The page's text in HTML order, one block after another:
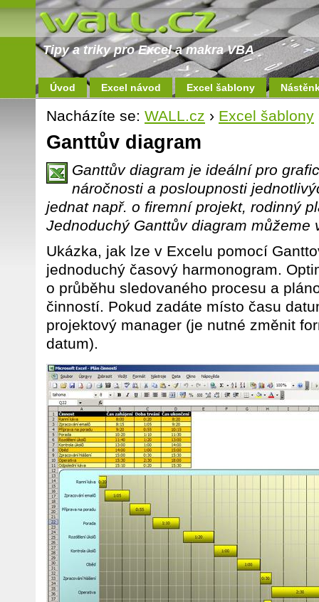
Tipy a triky pro Excel a makra VBA
Úvod Excel návod Excel šablony
Nacházíte se: WALL.cz › Excel šablony
Ganttův diagram
Ganttův diagram je ideální pro
náročnosti a posloupnosti
jednat např. o firemní projekt, rodinný
Jednoduchý Ganttův diagram můžeme
Ukázka, jak lze v Excelu pomocí
jednoduchý časový harmonogram.
o průběhu sledovaného procesu a
činností. Pokud zadáte místo času
projektový manager (je nutné změnit
datum).